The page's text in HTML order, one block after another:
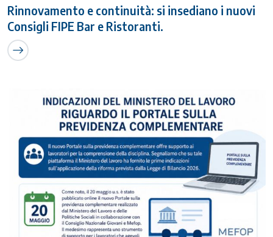
Rinnovamento e continuità: si insediano i nuovi
Consigli FIPE Bar e Ristoranti.